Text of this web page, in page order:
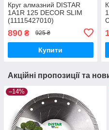
Круг алмазний DISTAR
1A1R 125 DECOR SLIM
(11115427010)
890 ₴ 925 ₴
Купити
Акційні пропозиції та
–14%